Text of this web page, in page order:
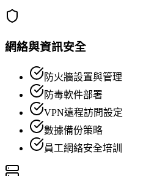
網絡與資訊安全
防火牆設置與管理
防毒軟件部署
VPN遠程訪問設定
數據備份策略
員工網絡安全培訓